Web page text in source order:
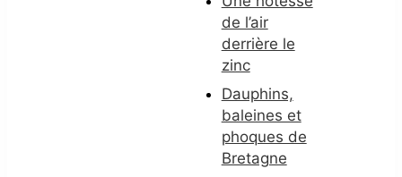
de l’air
derrière le
zinc
Dauphins,
baleines et
phoques de
Bretagne